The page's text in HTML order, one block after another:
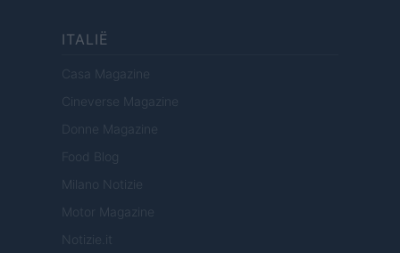
ITALIË
Casa Magazine
Cineverse Magazine
Donne Magazine
Food Blog
Milano Notizie
Motor Magazine
Notizie.it